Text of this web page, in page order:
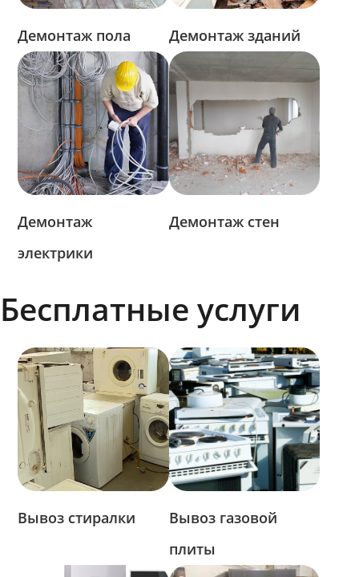
Демонтаж пола Демонтаж зданий
Демонтаж
электрики
Демонтаж стен
Бесплатные услуги
Вывоз стиралки
Вывоз газовой
плиты